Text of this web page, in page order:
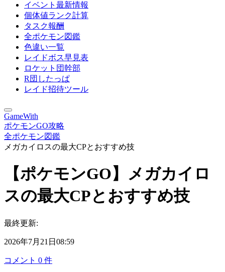
イベント最新情報
個体値ランク計算
タスク報酬
全ポケモン図鑑
色違い一覧
レイドボス早見表
ロケット団幹部
R団したっぱ
レイド招待ツール
GameWith
ポケモンGO攻略
全ポケモン図鑑
メガカイロスの最大CPとおすすめ技
【ポケモンGO】メガカイロ
スの最大CPとおすすめ技
最終更新:
2026年7月21日08:59
コメント 0 件